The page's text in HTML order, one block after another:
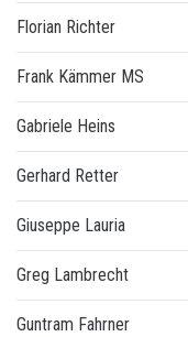
Florian Richter
Frank Kämmer MS
Gabriele Heins
Gerhard Retter
Giuseppe Lauria
Greg Lambrecht
Guntram Fahrner